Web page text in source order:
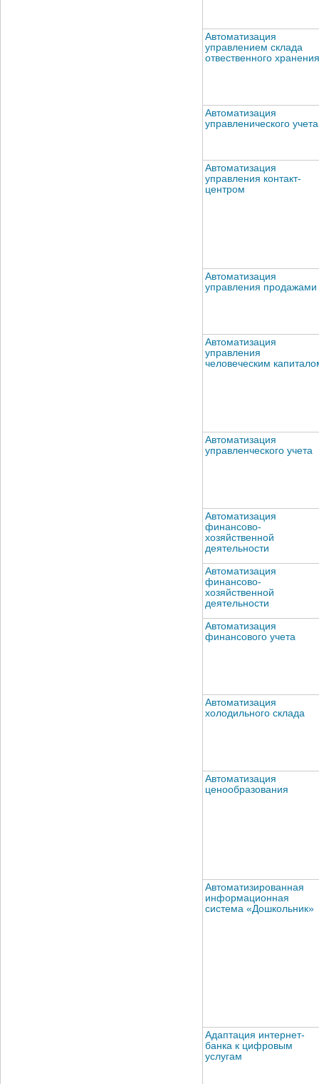
Автоматизация
управлением склада
отвественного хранения
Автоматизация
управленического учета
Автоматизация
управления контакт-
центром
Автоматизация
управления продажами
Автоматизация
управления
человеческим
Автоматизация
управленческого учета
Автоматизация
финансово-
хозяйственной
деятельности
Автоматизация
финансово-
хозяйственной
деятельности
Автоматизация
финансового учета
Автоматизация
холодильного склада
Автоматизация
ценообразования
Автоматизированная
информационная
система «Дошкольник»
Адаптация интернет-
банка к цифровым
услугам